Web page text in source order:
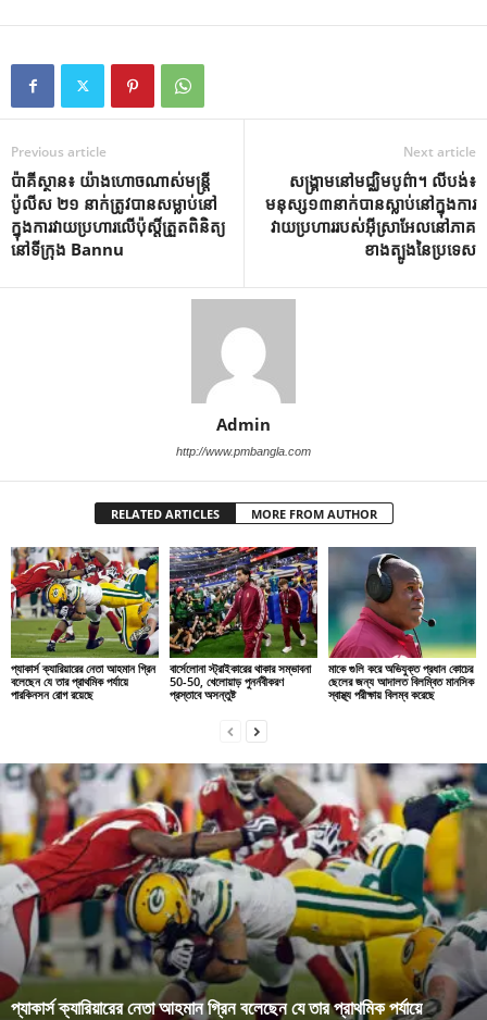
Previous article
ប៉ាគីស្ថាន៖ យ៉ាងហោចណាស់មន្ត្រី
ប៉ូលីស ២១ នាក់ត្រូវបានសម្លាប់នៅ
ក្នុងការវាយប្រហារលើប៉ុស្តិ៍ត្រួតពិនិត្យ
នៅទីក្រុង Bannu
Next article
សង្គ្រាមនៅមជ្ឈិមបូព៌ា។ លីបង់៖
មនុស្ស១៣នាក់បានស្លាប់នៅក្នុងការ
វាយប្រហាររបស់អ៊ីស្រាអែលនៅភាគ
ខាងត្បូងនៃប្រទេស
Admin
http://www.pmbangla.com
RELATED ARTICLES MORE FROM AUTHOR
প্যাকার্স ক্যারিয়ারের নেতা আহমান গ্রিন
বলেছেন যে তার প্রাথমিক পর্যায়ে
পারকিনসন রোগ রয়েছে
বার্সেলোনা স্ট্রাইকারের থাকার সম্ভাবনা
50-50, খেলোয়াড় পুনর্নবীকরণ
প্রস্তাবে অসন্তুষ্ট
মাকে গুলি করে অভিযুক্ত প্রধান কোচের
ছেলের জন্য আদালত বিলম্বিত মানসিক
স্বাস্থ্য পরীক্ষায় বিলম্ব করেছে
প্যাকার্স ক্যারিয়ারের নেতা আহমান গ্রিন বলেছেন যে তার প্রাথমিক পর্যায়ে